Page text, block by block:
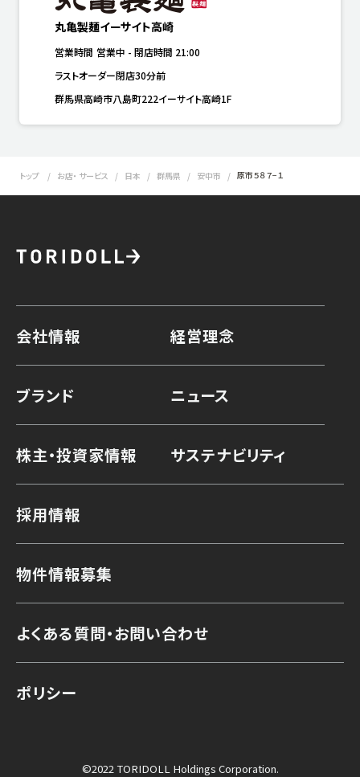
丸亀製麺イーサイト高崎
営業時間 営業中 - 閉店時間 21:00
ラストオーダー閉店30分前
群馬県高崎市八島町222イーサイト高崎1F
トップ お店・ サービス 日本 群馬県 安中市 原市５８７−１
会社情報 経営理念
ブランド ニュース
株主・投資家情報 サステナビリティ
採用情報
物件情報募集
よくある質問・お問い合わせ
ポリシー
©2022 TORIDOLL Holdings Corporation.